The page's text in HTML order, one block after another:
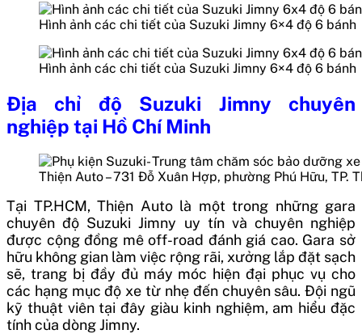
Hình ảnh các chi tiết của Suzuki Jimny 6×4 độ 6 bánh
Hình ảnh các chi tiết của Suzuki Jimny 6×4 độ 6 bánh
Địa chỉ độ Suzuki Jimny chuyên
nghiệp tại Hồ Chí Minh
Thiện Auto – 731 Đỗ Xuân Hợp, phường Phú Hữu, TP.
Tại TP.HCM, Thiện Auto là một trong những gara
chuyên độ Suzuki Jimny uy tín và chuyên nghiệp
được cộng đồng mê off-road đánh giá cao. Gara sở
hữu không gian làm việc rộng rãi, xưởng lắp đặt sạch
sẽ, trang bị đầy đủ máy móc hiện đại phục vụ cho
các hạng mục độ xe từ nhẹ đến chuyên sâu. Đội ngũ
kỹ thuật viên tại đây giàu kinh nghiệm, am hiểu đặc
tính của dòng Jimny.